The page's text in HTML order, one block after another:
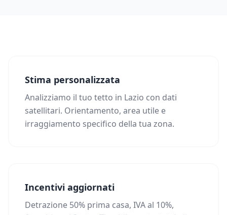
Stima personalizzata
Analizziamo il tuo tetto in Lazio con dati
satellitari. Orientamento, area utile e
irraggiamento specifico della tua zona.
Incentivi aggiornati
Detrazione 50% prima casa, IVA al 10%,